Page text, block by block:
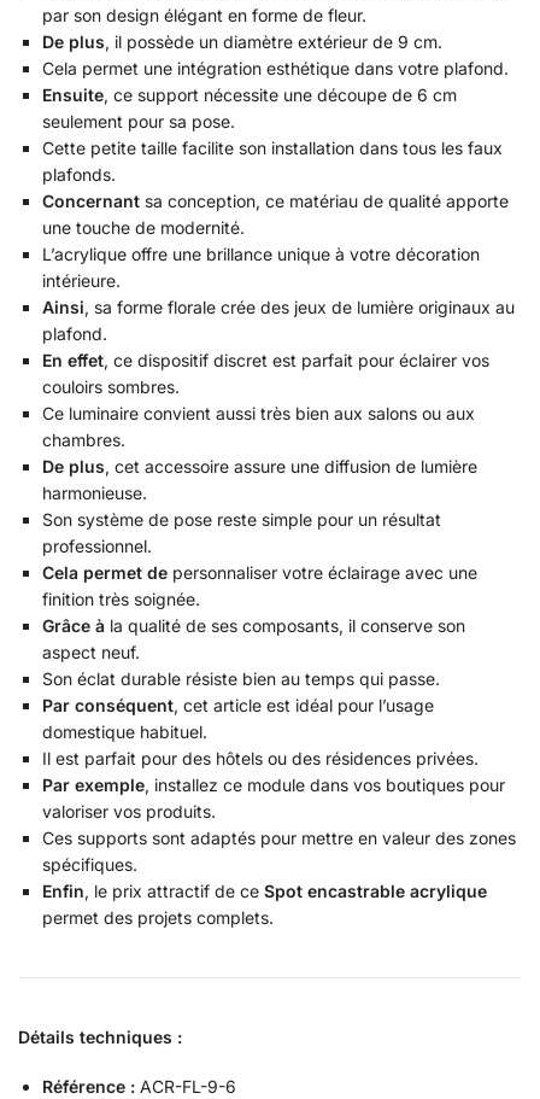
par son design élégant en forme de fleur.
De plus, il possède un diamètre extérieur de 9 cm.
Cela permet une intégration esthétique dans votre plafond.
Ensuite, ce support nécessite une découpe de 6 cm
seulement pour sa pose.
Cette petite taille facilite son installation dans tous les faux
plafonds.
Concernant sa conception, ce matériau de qualité apporte
une touche de modernité.
L’acrylique offre une brillance unique à votre décoration
intérieure.
Ainsi, sa forme florale crée des jeux de lumière originaux au
plafond.
En effet, ce dispositif discret est parfait pour éclairer vos
couloirs sombres.
Ce luminaire convient aussi très bien aux salons ou aux
chambres.
De plus, cet accessoire assure une diffusion de lumière
harmonieuse.
Son système de pose reste simple pour un résultat
professionnel.
Cela permet de personnaliser votre éclairage avec une
finition très soignée.
Grâce à la qualité de ses composants, il conserve son
aspect neuf.
Son éclat durable résiste bien au temps qui passe.
Par conséquent, cet article est idéal pour l’usage
domestique habituel.
Il est parfait pour des hôtels ou des résidences privées.
Par exemple, installez ce module dans vos boutiques pour
valoriser vos produits.
Ces supports sont adaptés pour mettre en valeur des zones
spécifiques.
Enfin, le prix attractif de ce Spot encastrable acrylique
permet des projets complets.
Détails techniques :
Référence : ACR-FL-9-6